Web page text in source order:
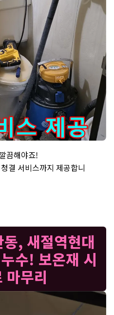
끔해야죠!
결 서비스까지 제공합니
, 새절역현대
수! 보온재 시
마무리